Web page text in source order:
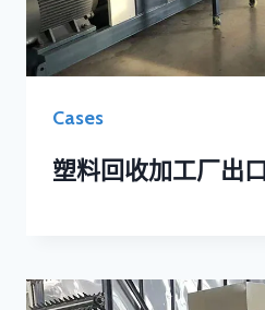
Cases
塑料回收加工厂出